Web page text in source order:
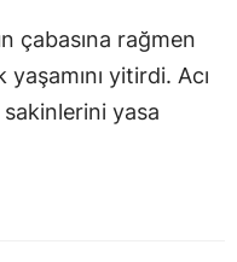
çabasına rağmen
yitirdi. Acı
sakinlerini yasa